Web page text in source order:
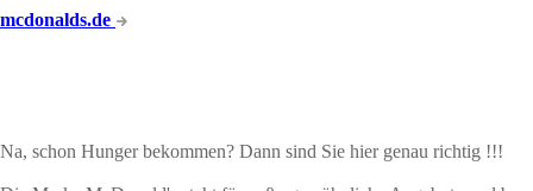
mcdonalds.de
Na, schon Hunger bekommen? Dann sind Sie hier genau richtig !!!